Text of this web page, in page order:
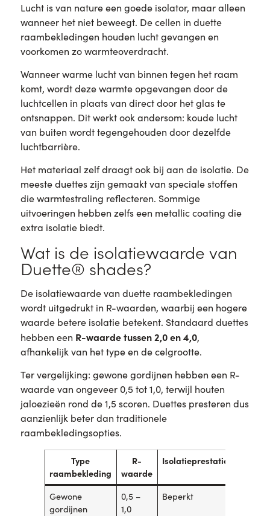
Lucht is van nature een goede isolator, maar alleen
wanneer het niet beweegt. De cellen in duette
raambekledingen houden lucht gevangen en
voorkomen zo warmteoverdracht.
Wanneer warme lucht van binnen tegen het raam
komt, wordt deze warmte opgevangen door de
luchtcellen in plaats van direct door het glas te
ontsnappen. Dit werkt ook andersom: koude lucht
van buiten wordt tegengehouden door dezelfde
luchtbarrière.
Het materiaal zelf draagt ook bij aan de isolatie. De
meeste duettes zijn gemaakt van speciale stoffen
die warmtestraling reflecteren. Sommige
uitvoeringen hebben zelfs een metallic coating die
extra isolatie biedt.
Wat is de isolatiewaarde van
Duette® shades?
De isolatiewaarde van duette raambekledingen
wordt uitgedrukt in R-waarden, waarbij een hogere
waarde betere isolatie betekent. Standaard duettes
hebben een R-waarde tussen 2,0 en 4,0,
afhankelijk van het type en de celgrootte.
Ter vergelijking: gewone gordijnen hebben een R-
waarde van ongeveer 0,5 tot 1,0, terwijl houten
jaloezieën rond de 1,5 scoren. Duettes presteren dus
aanzienlijk beter dan traditionele
raambekledingsopties.
Type
raambekleding
R-
waarde
Isolatieprestatie
Gewone
gordijnen
0,5 –
1,0
Beperkt